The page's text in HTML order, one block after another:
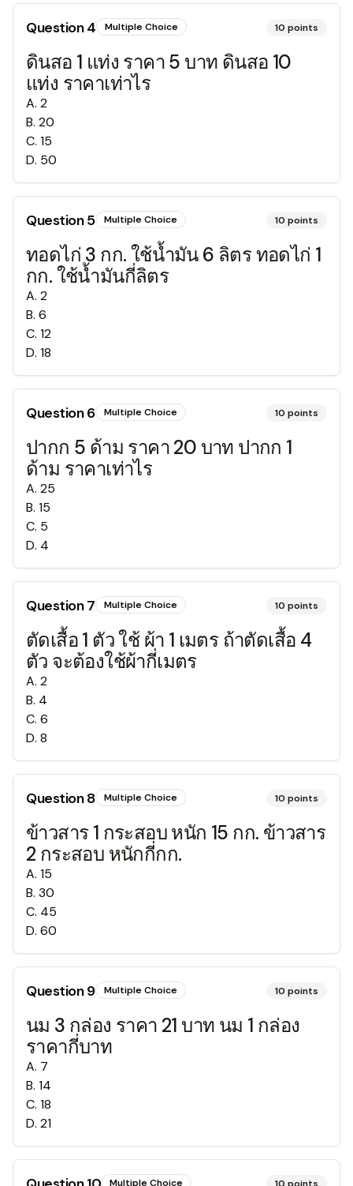
Question4 Multiple Choice 10 points
ดินสอ 1 แท่ง ราคา 5 บาท ดินสอ 10
แท่ง ราคาเท่าไร
A. 2
B. 20
C. 15
D. 50
Question5 Multiple Choice 10 points
ทอดไก่ 3 กก. ใช้น้ำมัน 6 ลิตร ทอดไก่ 1
กก. ใช้น้ำมันกี่ลิตร
A. 2
B. 6
C. 12
D. 18
Question6 Multiple Choice 10 points
ปากก 5 ด้าม ราคา 20 บาท ปากก 1
ด้าม ราคาเท่าไร
A. 25
B. 15
C. 5
D. 4
Question7 Multiple Choice 10 points
ตัดเสื้อ 1 ตัว ใช้ ผ้า 1 เมตร ถ้าตัดเสื้อ 4
ตัว จะต้องใช้ผ้ากี่เมตร
A. 2
B. 4
C. 6
D. 8
Question8 Multiple Choice 10 points
ข้าวสาร 1 กระสอบ หนัก 15 กก. ข้าวสาร
2 กระสอบ หนักกี่กก.
A. 15
B. 30
C. 45
D. 60
Question9 Multiple Choice 10 points
นม 3 กล่อง ราคา 21 บาท นม 1 กล่อง
ราคากี่บาท
A. 7
B. 14
C. 18
D. 21
Multiple Choice